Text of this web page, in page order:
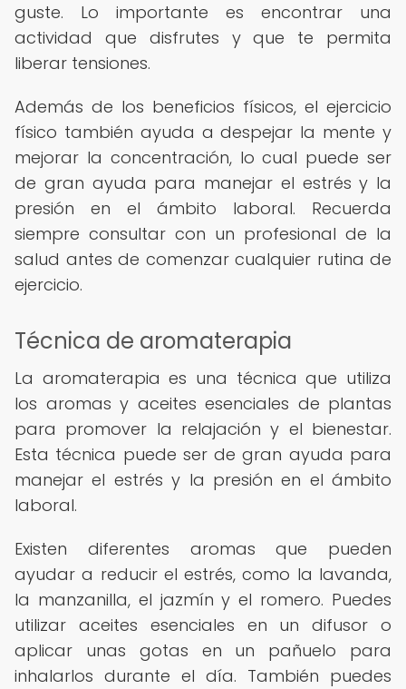
guste. Lo importante es encontrar una
actividad que disfrutes y que te permita
liberar tensiones.
Además de los beneficios físicos, el ejercicio
físico también ayuda a despejar la mente y
mejorar la concentración, lo cual puede ser
de gran ayuda para manejar el estrés y la
presión en el ámbito laboral. Recuerda
siempre consultar con un profesional de la
salud antes de comenzar cualquier rutina de
ejercicio.
Técnica de aromaterapia
La aromaterapia es una técnica que utiliza
los aromas y aceites esenciales de plantas
para promover la relajación y el bienestar.
Esta técnica puede ser de gran ayuda para
manejar el estrés y la presión en el ámbito
laboral.
Existen diferentes aromas que pueden
ayudar a reducir el estrés, como la lavanda,
la manzanilla, el jazmín y el romero. Puedes
utilizar aceites esenciales en un difusor o
aplicar unas gotas en un pañuelo para
inhalarlos durante el día. También puedes